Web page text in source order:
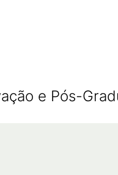
e Pós-